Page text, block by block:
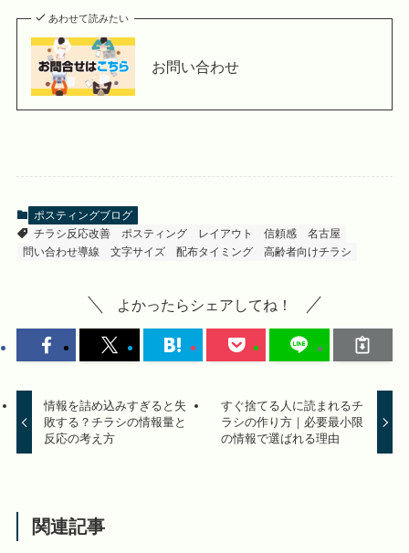
あわせて読みたい
お問い合わせ
ポスティングブログ
チラシ反応改善
ポスティング レイアウト 信頼感
名古屋
問い合わせ導線
文字サイズ 配布タイミング 高齢者向けチラシ
よかったらシェアしてね！
情報を詰め込みすぎると失
敗する？チラシの情報量と
反応の考え方
すぐ捨てる人に読まれるチ
ラシの作り方｜必要最小限
の情報で選ばれる理由
関連記事